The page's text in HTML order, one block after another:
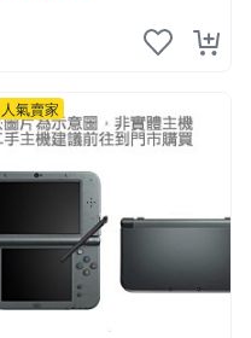
人氣賣家